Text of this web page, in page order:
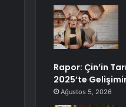
Rapor: Çin’in
2025’te
Ağustos 5, 2026